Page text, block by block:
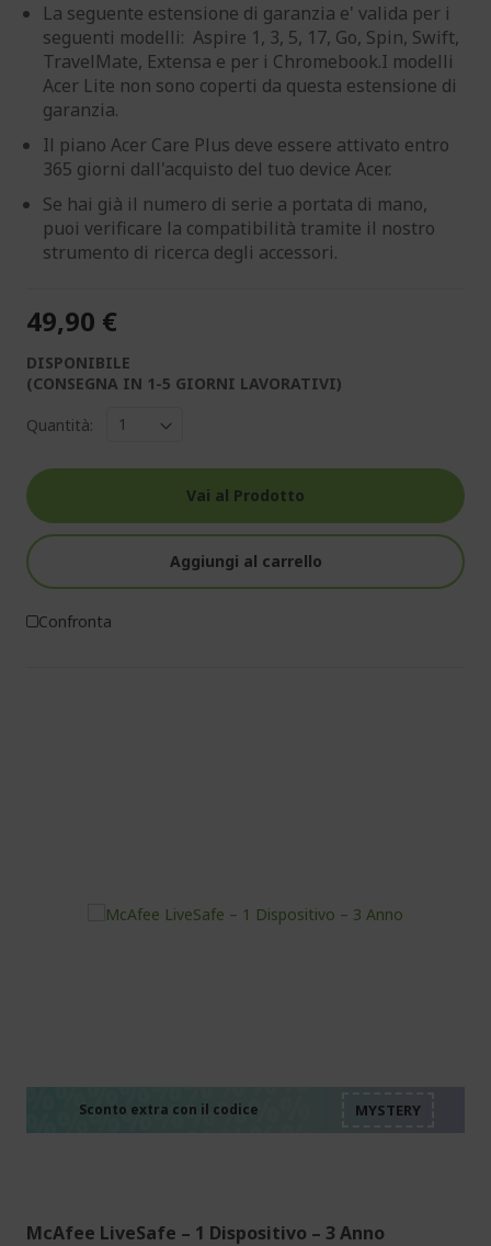
La seguente estensione di garanzia e' valida per i
seguenti modelli: Aspire 1, 3, 5, 17, Go, Spin, Swift,
TravelMate, Extensa e per i Chromebook.I modelli
Acer Lite non sono coperti da questa estensione di
garanzia.
Il piano Acer Care Plus deve essere attivato entro
365 giorni dall'acquisto del tuo device Acer.
Se hai già il numero di serie a portata di mano,
puoi verificare la compatibilità tramite il nostro
strumento di ricerca degli accessori.
49,90 €
DISPONIBILE
(CONSEGNA IN 1-5 GIORNI LAVORATIVI)
Quantità:
Vai al Prodotto
Aggiungi al carrello
Confronta
Sconto extra con il codice
McAfee LiveSafe – 1 Dispositivo – 3 Anno